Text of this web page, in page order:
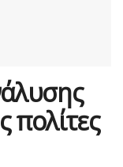
πολίτες